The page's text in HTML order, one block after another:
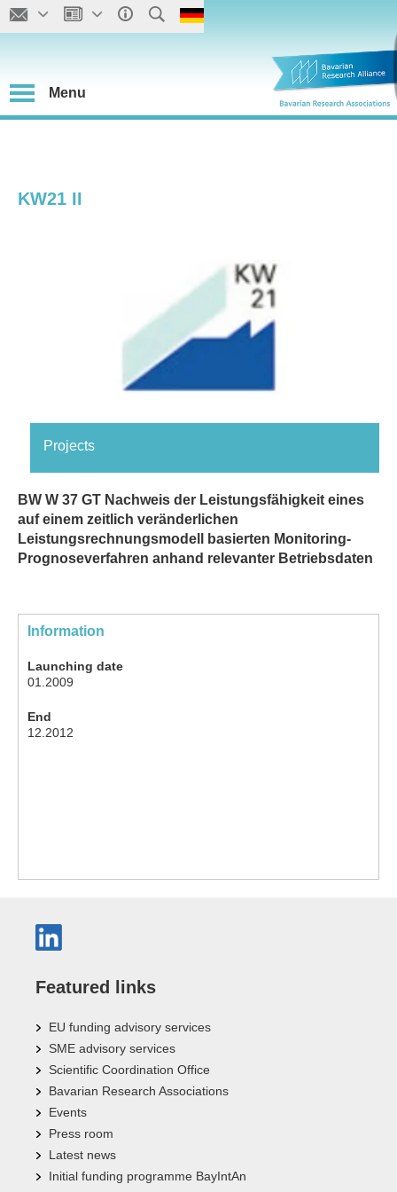
Menu
KW21 II
Projects
BW W 37 GT Nachweis der Leistungsfähigkeit eines
auf einem zeitlich veränderlichen
Leistungsrechnungsmodell basierten Monitoring-
Prognoseverfahren anhand relevanter Betriebsdaten
Information
Launching date
01.2009
End
12.2012
Featured links
EU funding advisory services
SME advisory services
Scientific Coordination Office
Bavarian Research Associations
Events
Press room
Latest news
Initial funding programme BayIntAn